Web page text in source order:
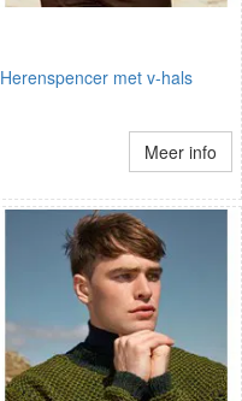
Herenspencer met v-hals
Meer info